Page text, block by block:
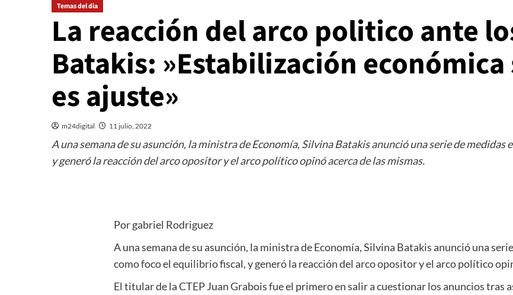
Temas del dia
La reacción del arco politico ante
Batakis: »Estabilización
es ajuste»
m24digital 11 julio, 2022
A una semana de su asunción, la ministra de Economía, Silvina Batakis anunció una serie de
y generó la reacción del arco opositor y el arco político opinó acerca de las mismas.
Por gabriel Rodriguez
A una semana de su asunción, la ministra de Economía, Silvina Batakis anunció una
como foco el equilibrio fiscal, y generó la reacción del arco opositor y el arco político
El titular de la CTEP Juan Grabois fue el primero en salir a cuestionar los anuncios tras